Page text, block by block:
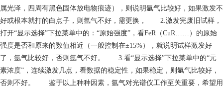
属光泽，四周有黑色固体放电物痕迹），则说明氩气比较好，如果激发不
好或根本就打的白点子，则氩气不好，需更换， 2.激发完废旧试样，
打开“显示选择”下拉菜单中的：“原始强度”，看FeR（CuR……）的原始
强度是否和原来的数值相近（一般控制在±15%），就说明试样激发好
了，氩气比较好，否则氩气不好。 3.看“显示选择”下拉菜单中的“元
素浓度”，连续激发几点，看数据的稳定性，如果稳定，则氩气比较好，
否则不好。 鉴于以上种种因素，氩气对光谱仪工作至关重要，希望用